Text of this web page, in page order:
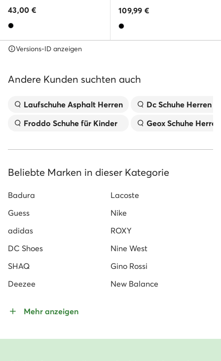
43,00 € 109,99 €
Versions-ID anzeigen
Andere Kunden suchten auch
Laufschuhe Asphalt Herren
Froddo Schuhe für Kinder
Dc Schuhe Herren
Geox Schuhe Herren
Beliebte Marken in dieser Kategorie
Badura
Lacoste
Guess
Nike
adidas
ROXY
DC Shoes
Nine West
SHAQ
Gino Rossi
Deezee
New Balance
Mehr anzeigen